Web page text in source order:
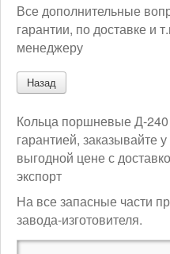
Все дополнительные
гарантии, по доставке и
менеджеру
Кольца поршневые Д-
гарантией, заказывайте
выгодной цене с
экспорт
На все запасные части
завода-изготовителя.